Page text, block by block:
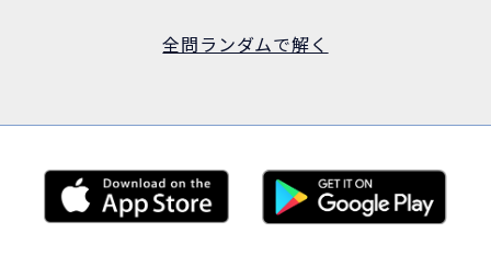
全問ランダムで解く